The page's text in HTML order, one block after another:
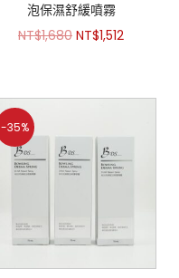
泡保濕舒緩噴霧
NT$1,680 NT$1,512
-35%